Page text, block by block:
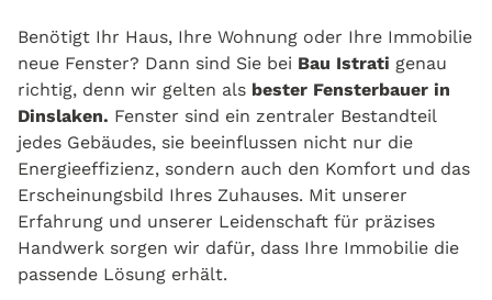
Benötigt Ihr Haus, Ihre Wohnung oder Ihre Immobilie
neue Fenster? Dann sind Sie bei Bau Istrati genau
richtig, denn wir gelten als bester Fensterbauer in
Dinslaken. Fenster sind ein zentraler Bestandteil
jedes Gebäudes, sie beeinflussen nicht nur die
Energieeffizienz, sondern auch den Komfort und das
Erscheinungsbild Ihres Zuhauses. Mit unserer
Erfahrung und unserer Leidenschaft für präzises
Handwerk sorgen wir dafür, dass Ihre Immobilie die
passende Lösung erhält.